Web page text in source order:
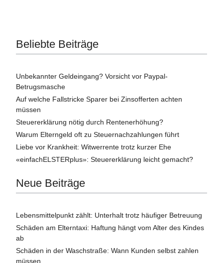
Beliebte Beiträge
Unbekannter Geldeingang? Vorsicht vor Paypal-
Betrugsmasche
Auf welche Fallstricke Sparer bei Zinsofferten achten
müssen
Steuererklärung nötig durch Rentenerhöhung?
Warum Elterngeld oft zu Steuernachzahlungen führt
Liebe vor Krankheit: Witwerrente trotz kurzer Ehe
«einfachELSTERplus»: Steuererklärung leicht gemacht?
Neue Beiträge
Lebensmittelpunkt zählt: Unterhalt trotz häufiger Betreuung
Schäden am Elterntaxi: Haftung hängt vom Alter des Kindes
ab
Schäden in der Waschstraße: Wann Kunden selbst zahlen
müssen